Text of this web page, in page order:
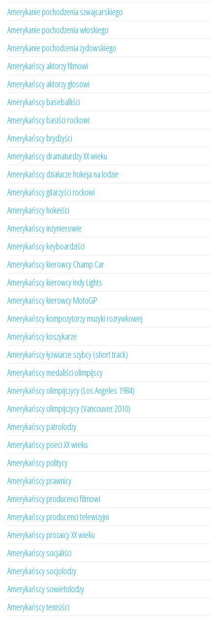
Amerykanie pochodzenia szwajcarskiego
Amerykanie pochodzenia włoskiego
Amerykanie pochodzenia żydowskiego
Amerykańscy aktorzy filmowi
Amerykańscy aktorzy głosowi
Amerykańscy baseballiści
Amerykańscy basiści rockowi
Amerykańscy brydżyści
Amerykańscy dramaturdzy XX wieku
Amerykańscy działacze hokeja na lodzie
Amerykańscy gitarzyści rockowi
Amerykańscy hokeiści
Amerykańscy inżynierowie
Amerykańscy keyboardziści
Amerykańscy kierowcy Champ Car
Amerykańscy kierowcy Indy Lights
Amerykańscy kierowcy MotoGP
Amerykańscy kompozytorzy muzyki rozrywkowej
Amerykańscy koszykarze
Amerykańscy łyżwiarze szybcy (short track)
Amerykańscy medaliści olimpijscy
Amerykańscy olimpijczycy (Los Angeles 1984)
Amerykańscy olimpijczycy (Vancouver 2010)
Amerykańscy patrolodzy
Amerykańscy poeci XX wieku
Amerykańscy politycy
Amerykańscy prawnicy
Amerykańscy producenci filmowi
Amerykańscy producenci telewizyjni
Amerykańscy prozaicy XX wieku
Amerykańscy socjaliści
Amerykańscy socjolodzy
Amerykańscy sowietolodzy
Amerykańscy tenisiści